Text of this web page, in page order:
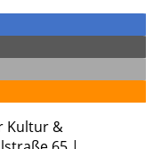
Kultur &